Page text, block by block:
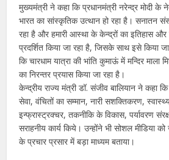
मुख्यमंत्री ने कहा कि प्रधानमंत्री नरेन्द्र मोदी
भारत का सांस्कृतिक उत्थान हो रहा है। सनातन
रहा है और हमारी आस्था के केन्द्रों का इतिहास
प्रदर्शित किया जा रहा है, जिसके साथ इसे किया
कि चारधाम यात्रा की भांति कुमाऊं में मन्दिर
का निरन्तर प्रयास किया जा रहा है।
केन्द्रीय राज्य मंत्री डॉ. संजीव बालियान ने कहा
सेवा, वंचितों का सम्मान, नारी सशक्तिकरण,
इन्फ्रास्ट्रक्चर, तकनीकि के विकास, पर्यावरण
सराहनीय कार्य किये। उन्होंने भी सोशल मीडिया
के प्रचार प्रसार में बड़ा माध्यम बताया।